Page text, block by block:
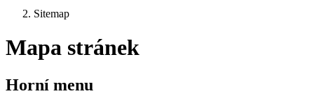
Sitemap
Mapa stránek
Horní menu